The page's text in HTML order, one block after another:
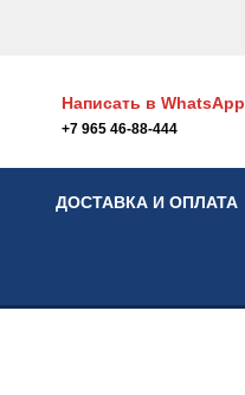
Написать в WhatsApp
+7 965 46-88-444
ДОСТАВКА И ОПЛАТА